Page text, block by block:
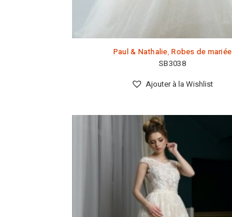
Paul & Nathalie,Robes de mariée
SB3038
Ajouter à la Wishlist